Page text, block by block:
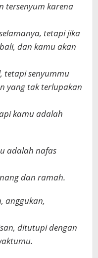
tersenyum karena
tetapi jika
dan kamu akan
tetapi senyummu
yang tak terlupakan
kamu adalah
adalah nafas
dan ramah.
anggukan,
ditutupi dengan